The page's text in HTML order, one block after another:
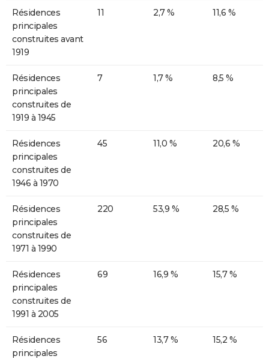
Résidences
principales
construites avant
1919
11 2,7 % 11,6 %
Résidences
principales
construites de
1919 à 1945
7 1,7 % 8,5 %
Résidences
principales
construites de
1946 à 1970
45 11,0 % 20,6 %
Résidences
principales
construites de
1971 à 1990
220 53,9 % 28,5 %
Résidences
principales
construites de
1991 à 2005
69 16,9 % 15,7 %
Résidences
principales
56 13,7 % 15,2 %